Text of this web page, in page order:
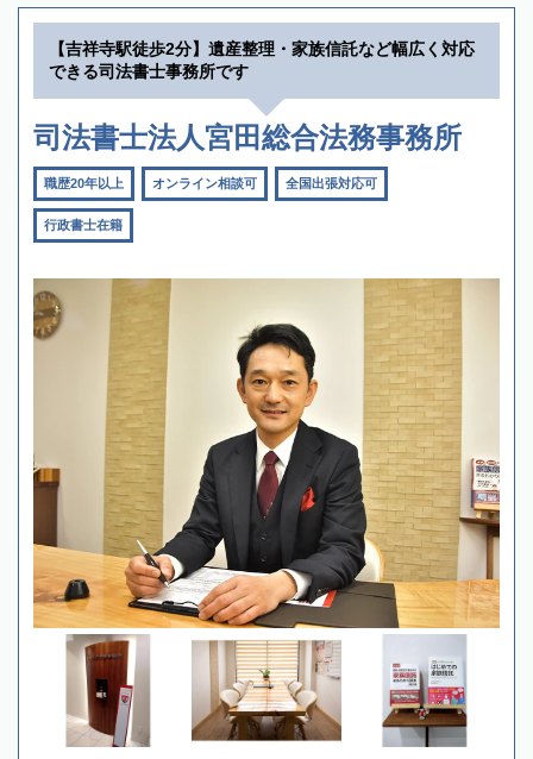
【吉祥寺駅徒歩2分】遺産整理・家族信託など幅広く対応
できる司法書士事務所です
司法書士法人宮田総合法務事務所
職歴20年以上 オンライン相談可 全国出張対応可
行政書士在籍